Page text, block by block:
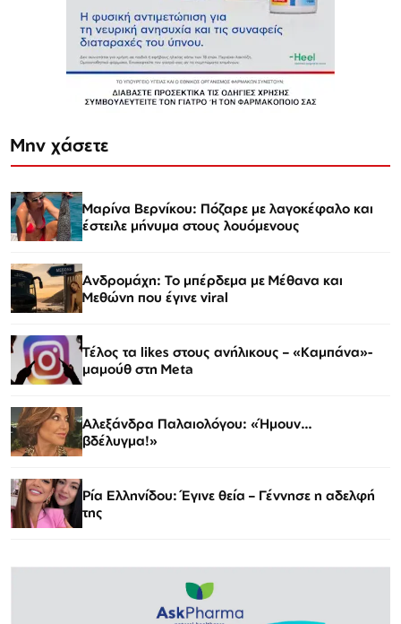
Μην χάσετε
Μαρίνα Βερνίκου: Πόζαρε με λαγοκέφαλο και
έστειλε μήνυμα στους λουόμενους
Ανδρομάχη: Το μπέρδεμα με Μέθανα και
Μεθώνη που έγινε viral
Τέλος τα likes στους ανήλικους – «Καμπάνα»-
μαμούθ στη Meta
Αλεξάνδρα Παλαιολόγου: «Ήμουν…
βδέλυγμα!»
Ρία Ελληνίδου: Έγινε θεία – Γέννησε η αδελφή
της